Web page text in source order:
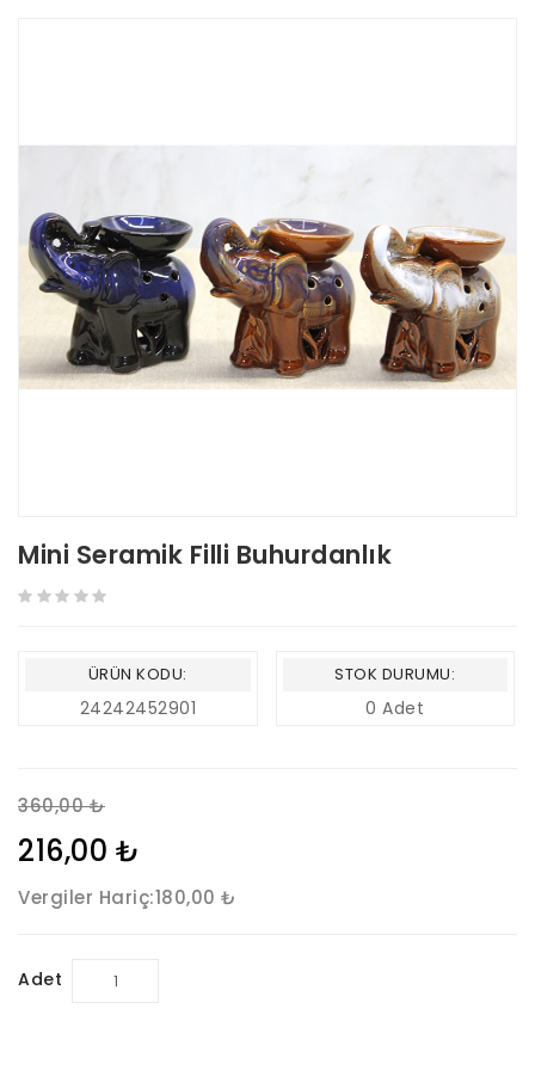
Mini Seramik Filli Buhurdanlık
ÜRÜN KODU:
24242452901
STOK DURUMU:
0 Adet
360,00 ₺
216,00 ₺
Vergiler Hariç:180,00 ₺
Adet